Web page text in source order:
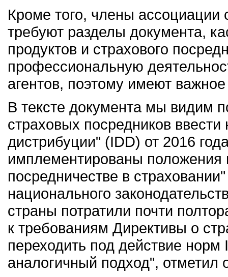
Кроме того, члены ассоциации
требуют разделы документа,
продуктов и страхового
профессиональную
агентов, поэтому имеют
В тексте документа мы видим
страховых посредников
дистрибуции" (IDD) от 2016
имплементированы
посредничестве в
национального
страны потратили почти
к требованиям Директивы о
переходить под действие
аналогичный подход", отметил